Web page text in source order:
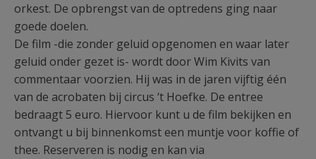
orkest. De opbrengst van de optredens ging naar
goede doelen.
De film -die zonder geluid opgenomen en waar later
geluid onder gezet is- wordt door Wim Kivits van
commentaar voorzien. Hij was in de jaren vijftig één
van de acrobaten bij circus ‘t Hoefke. De entree
bedraagt 5 euro. Hiervoor kunt u de film bekijken en
ontvangt u bij binnenkomst een muntje voor koffie of
thee. Reserveren is nodig en kan via